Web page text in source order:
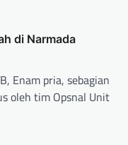
di Narmada
Enam pria, sebagian
oleh tim Opsnal Unit